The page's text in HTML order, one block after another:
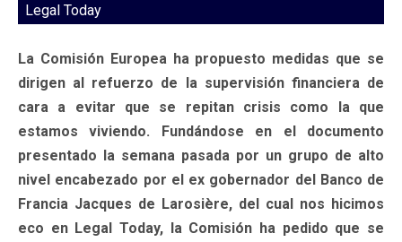
Legal Today
La Comisión Europea ha propuesto medidas que se
dirigen al refuerzo de la supervisión financiera de
cara a evitar que se repitan crisis como la que
estamos viviendo. Fundándose en el documento
presentado la semana pasada por un grupo de alto
nivel encabezado por el ex gobernador del Banco de
Francia Jacques de Larosière, del cual nos hicimos
eco en Legal Today, la Comisión ha pedido que se